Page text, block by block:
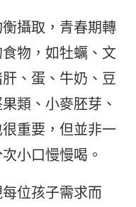
攝取，青春期轉
物，如牡蠣、文
、蛋、牛奶、豆
類、小麥胚芽、
重要，但並非一
小口慢慢喝。
位孩子需求而